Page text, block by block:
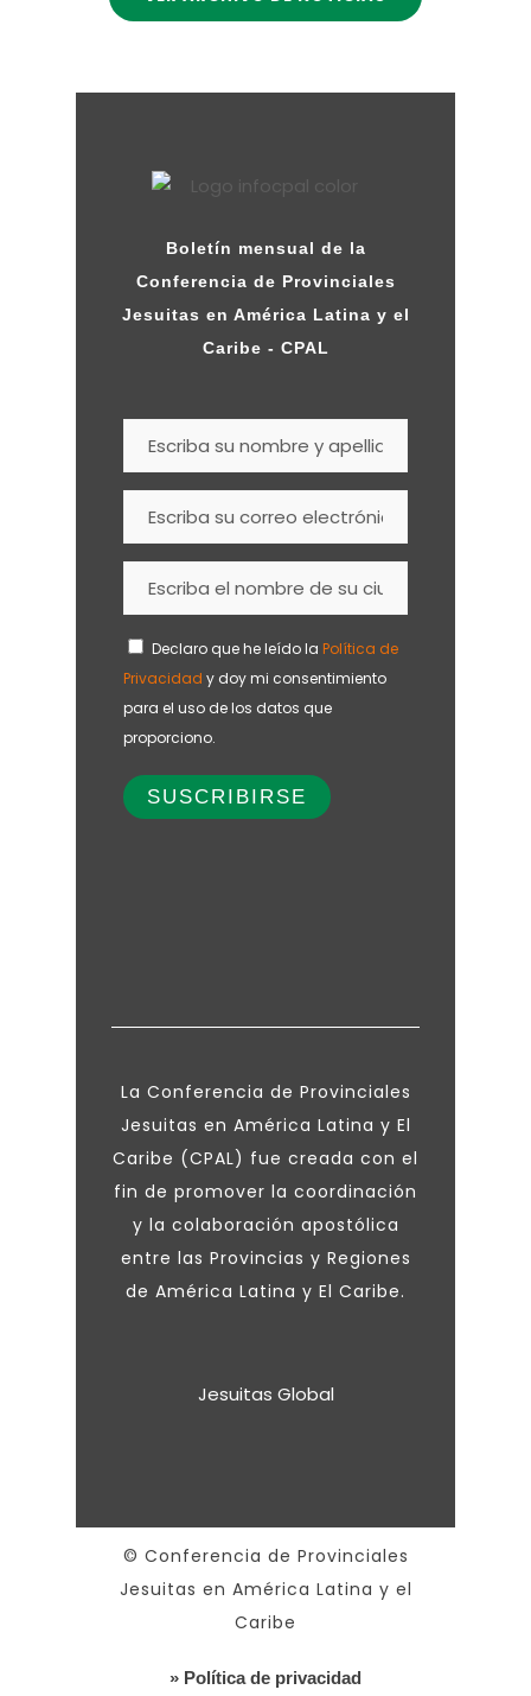
Boletín mensual de la
Conferencia de Provinciales
Jesuitas en América Latina y el
Caribe - CPAL
Declaro que he leído la Política de
Privacidad y doy mi consentimiento
para el uso de los datos que
proporciono.
La Conferencia de Provinciales
Jesuitas en América Latina y El
Caribe (CPAL) fue creada con el
fin de promover la coordinación
y la colaboración apostólica
entre las Provincias y Regiones
de América Latina y El Caribe.
Jesuitas Global
© Conferencia de Provinciales
Jesuitas en América Latina y el
Caribe
» Política de privacidad